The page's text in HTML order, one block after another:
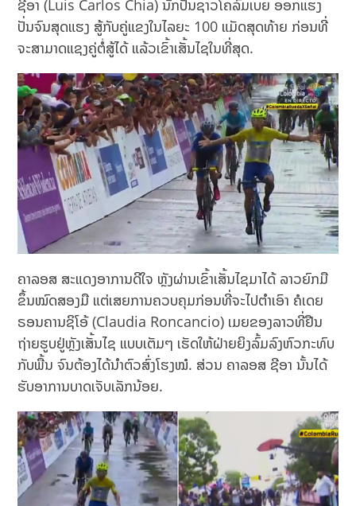
ຊີອາ (Luis Carlos Chia) ນັກປັ່ນຊາວໂຄລົມເບຍ ອອກແຮງ
ປັ່ນຈົນສຸດແຮງ ສູ້ກັບຄູ່ແຂງໃນໄລຍະ 100 ແມັດສຸດທ້າຍ ກ່ອນທີ່
ຈະສາມາດແຊງຄູ່ຕໍ່ສູ້ໄດ້ ແລ້ວເຂົ້າເສັ້ນໄຊໃນທີ່ສຸດ.
ຄາລອສ ສະແດງອາການດີໃຈ ຫຼັງຜ່ານເຂົ້າເສັ້ນໄຊມາໄດ້ ລາວຍົກມື
ຂຶ້ນໝົດສອງມື ແຕ່ເສຍການຄວບຄຸມກ່ອນທີ່ຈະໄປຕຳເອົາ ຄໍເດຍ
ຣອນຄານຊິໂອ້ (Claudia Roncancio) ເມຍຂອງລາວທີ່ຢືນ
ຖ່າຍຮູບຢູ່ຫຼັງເສັ້ນໄຊ ແບບເຕັມໆ ເຮັດໃຫ້ຝ່າຍຍິງລົ້ມລົງຫົວກະທົບ
ກັບພື້ນ ຈົນຕ້ອງໄດ້ນຳຕົວສົ່ງໂຮງໝໍ. ສ່ວນ ຄາລອສ ຊີອາ ນັ້ນໄດ້
ຮັບອາການບາດເຈັບເລັກນ້ອຍ.